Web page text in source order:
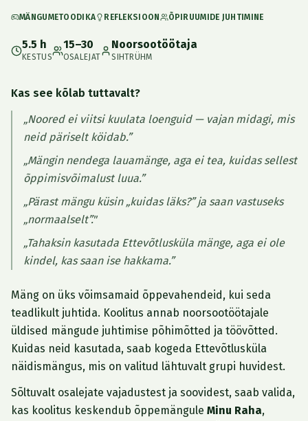
MÄNGUMETOODIKA REFLEKSIOON ÕPIRUUMIDE JUHTIMINE
5.5 h
KESTUS
15–30
OSALEJAT
Noorsootöötaja
SIHTRÜHM
Kas see kõlab tuttavalt?
„Noored ei viitsi kuulata loenguid — vajan midagi, mis
neid päriselt köidab.”
„Mängin nendega lauamänge, aga ei tea, kuidas sellest
õppimisvõimalust luua.”
„Pärast mängu küsin „kuidas läks?” ja saan vastuseks
„normaalselt”."
„Tahaksin kasutada Ettevõtlusküla mänge, aga ei ole
kindel, kas saan ise hakkama.”
Mäng on üks võimsamaid õppevahendeid, kui seda
teadlikult juhtida. Koolitus annab noorsootöötajale
üldised mängude juhtimise põhimõtted ja töövõtted.
Kuidas neid kasutada, saab kogeda Ettevõtlusküla
näidismängus, mis on valitud lähtuvalt grupi huvidest.
Sõltuvalt osalejate vajadustest ja soovidest, saab valida,
kas koolitus keskendub õppemängule Minu Raha,